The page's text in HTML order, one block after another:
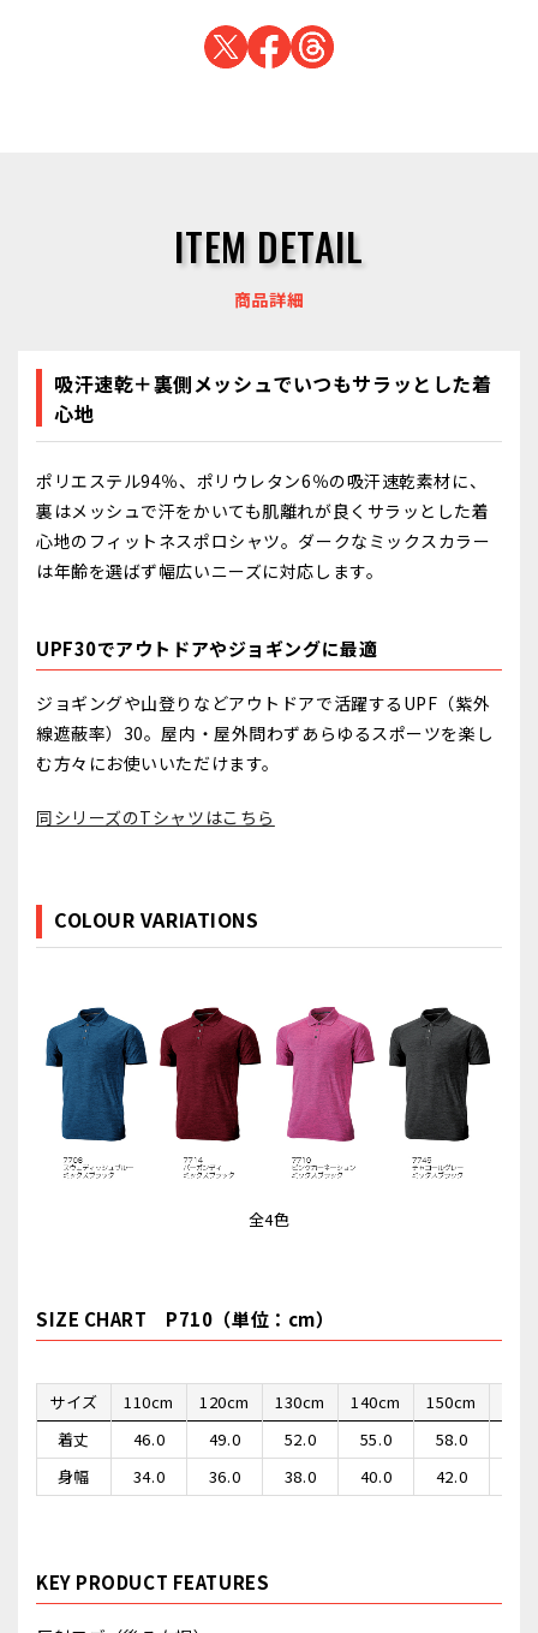
ITEM DETAIL
商品詳細
吸汗速乾＋裏側メッシュでいつもサラッとした着
心地
ポリエステル94％、ポリウレタン6％の吸汗速乾素材に、
裏はメッシュで汗をかいても肌離れが良くサラッとした着
心地のフィットネスポロシャツ。ダークなミックスカラー
は年齢を選ばず幅広いニーズに対応します。
UPF30でアウトドアやジョギングに最適
ジョギングや山登りなどアウトドアで活躍するUPF（紫外
線遮蔽率）30。屋内・屋外問わずあらゆるスポーツを楽し
む方々にお使いいただけます。
同シリーズのTシャツはこちら
COLOUR VARIATIONS
全4色
SIZE CHART P710（単位：cm）
サイズ 110cm 120cm 130cm 140cm 150cm
着丈
46.0 49.0 52.0 55.0 58.0
身幅
34.0 36.0 38.0 40.0 42.0
KEY PRODUCT FEATURES